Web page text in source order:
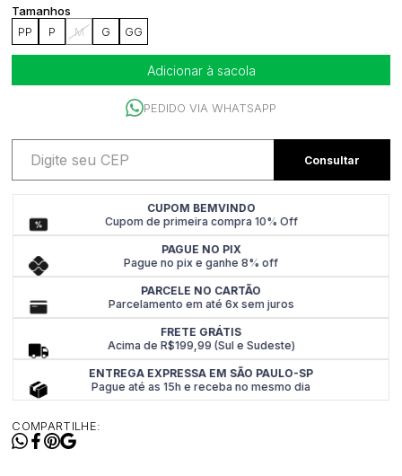
PP P M G GG
Adicionar à sacola
PEDIDO VIA WHATSAPP
CUPOM BEMVINDO
Cupom de primeira compra 10% Off
PAGUE NO PIX
Pague no pix e ganhe 8% off
PARCELE NO CARTÃO
Parcelamento em até 6x sem juros
FRETE GRÁTIS
Acima de R$199,99 (Sul e Sudeste)
ENTREGA EXPRESSA EM SÃO PAULO-SP
Pague até as 15h e receba no mesmo dia
COMPARTILHE: